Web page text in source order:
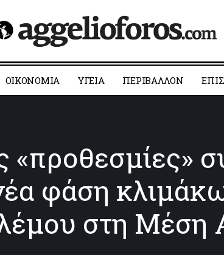
ΟΙΚΟΝΟΜΙΑ YΓΕΙΑ ΠΕΡΙΒΑΛΛΟΝ
φάση
στη Μέση